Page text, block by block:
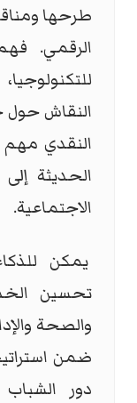
طرحها
الرقمي.
النقاش حول
النقدي مهم
الحديثة
الاجتماعية.
يمكن
تحسين
والصحة
ضمن
دور